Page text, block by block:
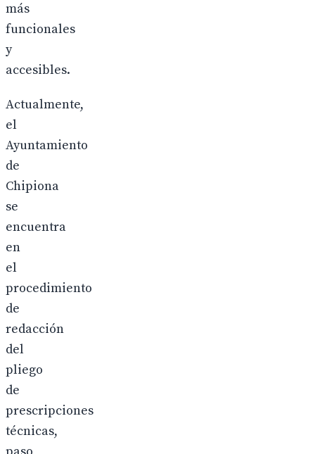
más
funcionales
y
accesibles.
Actualmente,
el
Ayuntamiento
de
Chipiona
se
encuentra
en
el
procedimiento
de
redacción
del
pliego
de
prescripciones
técnicas,